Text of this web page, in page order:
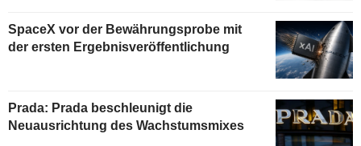
SpaceX vor der Bewährungsprobe mit
der ersten Ergebnisveröffentlichung
Prada: Prada beschleunigt die
Neuausrichtung des Wachstumsmixes